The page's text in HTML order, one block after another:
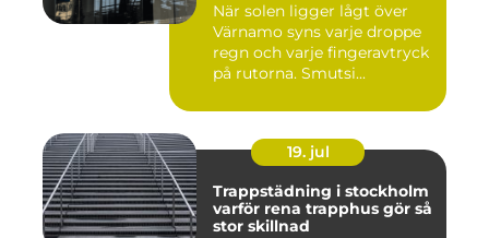
När solen ligger lågt över
Värnamo syns varje droppe
regn och varje fingeravtryck
på rutorna. Smutsi...
19. jul
Trappstädning i stockholm
varför rena trapphus gör så
stor skillnad